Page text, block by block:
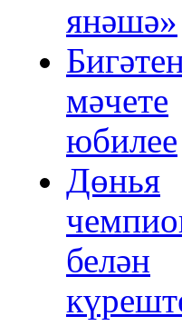
янәшә»
мәчете
юбилее
Дөнья
белән